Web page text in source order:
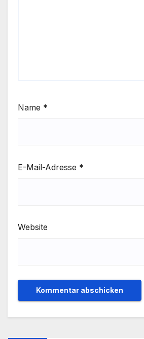
Name *
E-Mail-Adresse *
Website